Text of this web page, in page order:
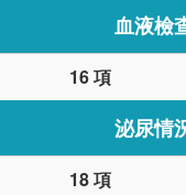
血液檢
泌尿情
16 項
18 項